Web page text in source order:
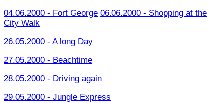
04.06.2000 - Fort George 06.06.2000 - Shopping at the
City Walk
26.05.2000 - A long Day
27.05.2000 - Beachtime
28.05.2000 - Driving again
29.05.2000 - Jungle Express